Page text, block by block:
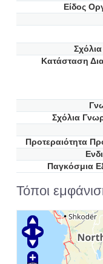
Είδος
Κατάσταση
Σχόλια
Προτεραιότητα
Παγκόσμια
Τόποι